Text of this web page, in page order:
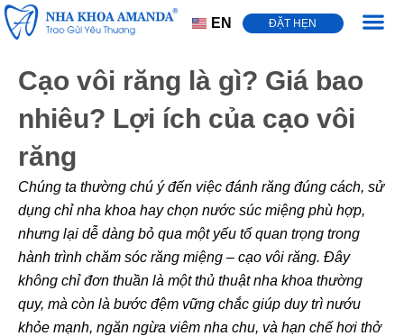
EN ĐẶT HẸN
Cạo vôi răng là gì? Giá bao
nhiêu? Lợi ích của cạo vôi
răng
Chúng ta thường chú ý đến việc đánh răng đúng cách, sử
dụng chỉ nha khoa hay chọn nước súc miệng phù hợp,
nhưng lại dễ dàng bỏ qua một yếu tố quan trọng trong
hành trình chăm sóc răng miệng – cạo vôi răng. Đây
không chỉ đơn thuần là một thủ thuật nha khoa thường
quy, mà còn là bước đệm vững chắc giúp duy trì nướu
khỏe mạnh, ngăn ngừa viêm nha chu, và hạn chế hơi thở